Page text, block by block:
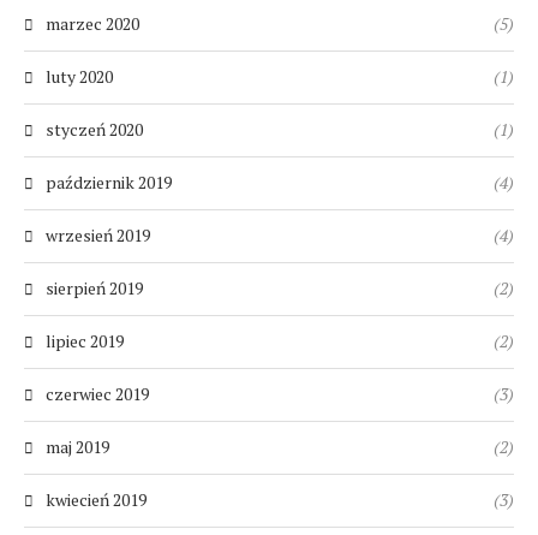
marzec 2020 (5)
luty 2020 (1)
styczeń 2020 (1)
październik 2019 (4)
wrzesień 2019 (4)
sierpień 2019 (2)
lipiec 2019 (2)
czerwiec 2019 (3)
maj 2019 (2)
kwiecień 2019 (3)